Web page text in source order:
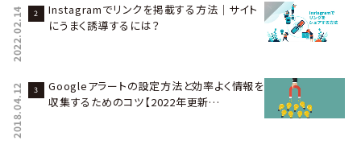
2022.02.14
Instagramでリンクを掲載する方法｜サイト
にうまく誘導するには？
2018.04.12
Googleアラートの設定方法と効率よく情報を
収集するためのコツ【2022年更新…